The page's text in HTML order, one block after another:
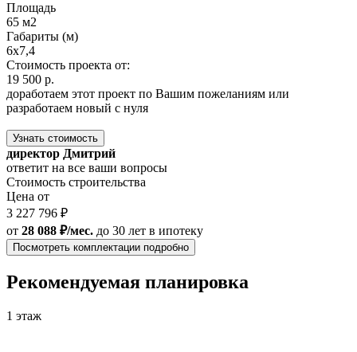
Площадь
65 м2
Габариты (м)
6х7,4
Стоимость проекта от:
19 500 р.
доработаем этот проект по Вашим пожеланиям или
разработаем новый с нуля
Узнать стоимость
директор Дмитрий
ответит на все ваши вопросы
Стоимость строительства
Цена от
3 227 796 ₽
от 28 088 ₽/мес. до 30 лет в ипотеку
Посмотреть комплектации подробно
Рекомендуемая планировка
1 этаж